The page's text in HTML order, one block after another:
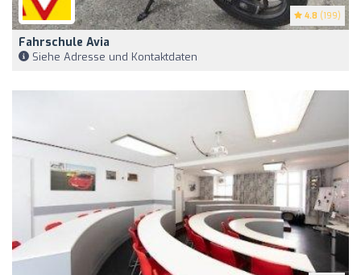
4.8 (199)
Fahrschule Avia
Siehe Adresse und Kontaktdaten